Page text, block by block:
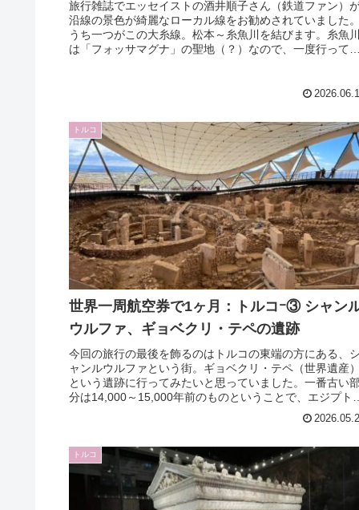
旅行雑誌でエッセイストの酒井順子さん（鉄道ファン）
沿線の景色が綺麗なローカル線をお勧めされていました
うち一つがこの大糸線。松本～糸魚川を結びます。糸魚
は「フォッサマグナ」の聖地（？）なので、一度行って
トルコ
世界一周航空券で1ヶ月：トルコｰ③ シャン
ウルファ、ギョベクリ・テペの遺跡
今回の旅行の最後を飾るのはトルコの東端の方にある、
ャンルウルファという街。ギョベクリ・テペ（世界遺産
という遺跡に行ってみたいと思っていました。一番古い
分は14,000～15,000年前のものということで、エジプト
トルコ